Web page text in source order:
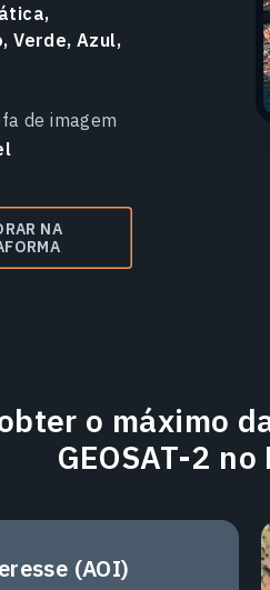
Verde, Azul,
de imagem
NA
o máximo
GEOSAT-2
(AOI)